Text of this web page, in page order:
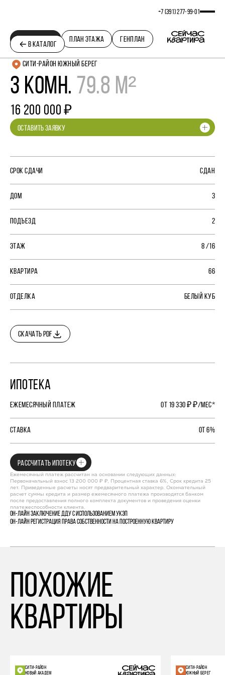
+7 (391) 277‒99‒01
В КАТАЛОГ
ПЛАНИРОВКА ПЛАН ЭТАЖА ГЕНПЛАН
СИТИ-РАЙОН ЮЖНЫЙ БЕРЕГ
3 КОМН. 79.8 М²
16 200 000 ₽
ОСТАВИТЬ ЗАЯВКУ
СРОК СДАЧИ СДАН
ДОМ 3
ПОДЪЕЗД 2
ЭТАЖ 8 /16
КВАРТИРА 66
ОТДЕЛКА БЕЛЫЙ КУБ
СКАЧАТЬ PDF
ИПОТЕКА
ЕЖЕМЕСЯЧНЫЙ ПЛАТЕЖ ОТ 19 330 ₽ ₽/МЕС*
СТАВКА ОТ 6%
РАССЧИТАТЬ ИПОТЕКУ
Ежемесячный платеж рассчитан на основании следующих данных:
Первоначальный взнос 13 200 000 ₽ ₽, Процентная ставка 6%, Срок кредита 25
лет. Приведенные расчеты носят предварительный характер. Окончательный
расчет суммы кредита и размер ежемесячного платежа производятся банком
после предоставления полного комплекта документов и проведения оценки
платежеспособности клиента.
Он-лайн заключение ДДУ с использованием УКЭП
Он-лайн регистрация права собственности на построенную квартиру
похожие
квартиры
СИТИ-РАЙОН
НОВЫЙ АКАДЕМ
СИТИ-РАЙОН
ЮЖНЫЙ БЕРЕГ